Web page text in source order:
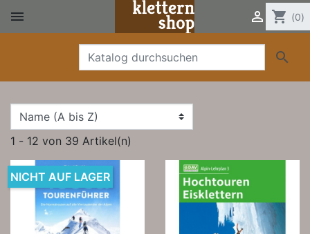
  shopping_cart (0)

1 - 12 von 39 Artikel(n)
NICHT AUF LAGER